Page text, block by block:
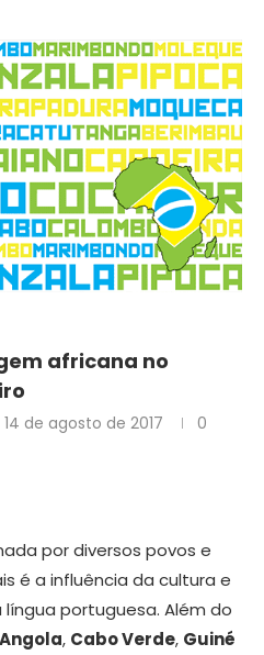
africana no
14 de agosto de 2017
0
por diversos povos e
é a influência da cultura e
portuguesa. Além do
Angola, Cabo Verde, Guiné